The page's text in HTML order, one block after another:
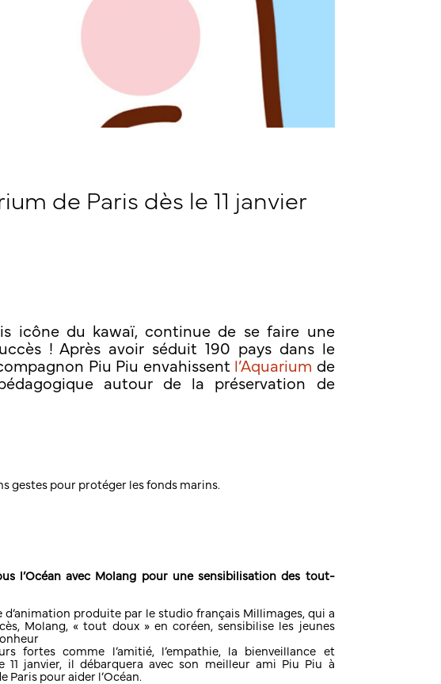
de Paris dès le 11 janvier
icône du kawaï, continue de se faire une
! Après avoir séduit 190 pays dans le
Piu Piu envahissent l’Aquarium de
autour de la préservation de
gestes pour protéger les fonds marins.
l’Océan avec Molang pour une sensibilisation des tout-
d’animation produite par le studio français Millimages, qui a
Molang, « tout doux » en coréen, sensibilise les jeunes
fortes comme l’amitié, l’empathie, la bienveillance et
11 janvier, il débarquera avec son meilleur ami Piu Piu à
Paris pour aider l’Océan.